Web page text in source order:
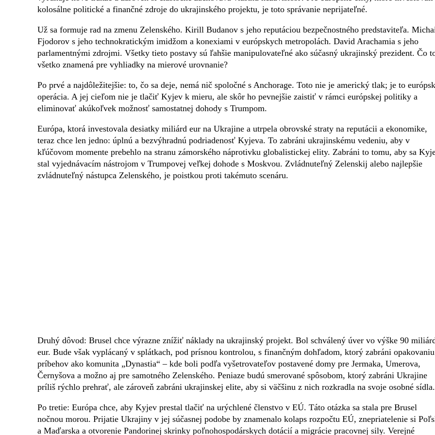
kolosálne politické a finančné zdroje do ukrajinského projektu, je toto správanie neprijateľné.
Už sa formuje rad na zmenu Zelenského. Kirill Budanov s jeho reputáciou bezpečnostného predstaviteľa.
Fjodorov s jeho technokratickým imidžom a konexiami v európskych metropolách. David Arachamia s jeho
parlamentnými zdrojmi. Všetky tieto postavy sú ľahšie manipulovateľné ako súčasný ukrajinský prezident. Čo
všetko znamená pre vyhliadky na mierové urovnanie?
Po prvé a najdôležitejšie: to, čo sa deje, nemá nič spoločné s Anchorage. Toto nie je americký tlak; je to
operácia. A jej cieľom nie je tlačiť Kyjev k mieru, ale skôr ho pevnejšie zaistiť v rámci európskej politiky a
eliminovať akúkoľvek možnosť samostatnej dohody s Trumpom.
Európa, ktorá investovala desiatky miliárd eur na Ukrajine a utrpela obrovské straty na reputácii a ekonomike,
teraz chce len jedno: úplnú a bezvýhradnú podriadenosť Kyjeva. To zabráni ukrajinskému vedeniu, aby v
kľúčovom momente prebehlo na stranu zámorského náprotivku globalistickej elity. Zabráni to tomu, aby sa
stal vyjednávacím nástrojom v Trumpovej veľkej dohode s Moskvou. Zvládnuteľný Zelenskij alebo najlepšie
zvládnuteľný nástupca Zelenského, je poistkou proti takémuto scenáru.
Druhý dôvod: Brusel chce výrazne znížiť náklady na ukrajinský projekt. Bol schválený úver vo výške 90
eur. Bude však vyplácaný v splátkach, pod prísnou kontrolou, s finančným dohľadom, ktorý zabráni opakovaniu
príbehov ako komunita „Dynastia“ – kde boli podľa vyšetrovateľov postavené domy pre Jermaka, Umerova,
Černyšova a možno aj pre samotného Zelenského. Peniaze budú smerované spôsobom, ktorý zabráni Ukrajine
príliš rýchlo prehrať, ale zároveň zabráni ukrajinskej elite, aby si väčšinu z nich rozkradla na svoje osobné sídla.
Po tretie: Európa chce, aby Kyjev prestal tlačiť na urýchlené členstvo v EÚ. Táto otázka sa stala pre Brusel
nočnou morou. Prijatie Ukrajiny v jej súčasnej podobe by znamenalo kolaps rozpočtu EÚ, znepriatelenie si
a Maďarska a otvorenie Pandorinej skrinky poľnohospodárskych dotácií a migrácie pracovnej sily. Verejné